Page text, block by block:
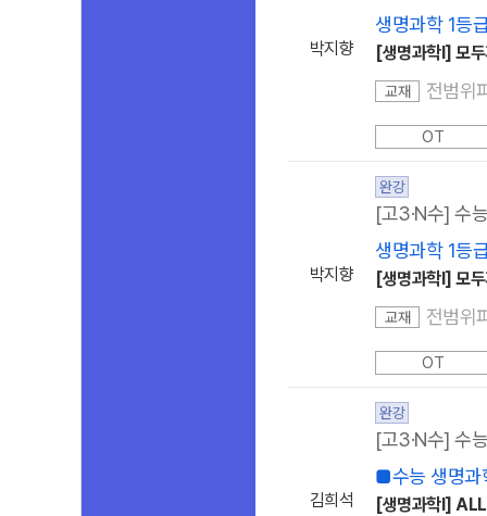
박지향
생명과학 1등
[생명과학I] 모
교재 전범위
OT
박지향
완강
[고3·N수] 수
생명과학 1등
[생명과학I] 모
교재 전범위
OT
김희석
완강
[고3·N수] 수
■수능 생명과
[생명과학I]